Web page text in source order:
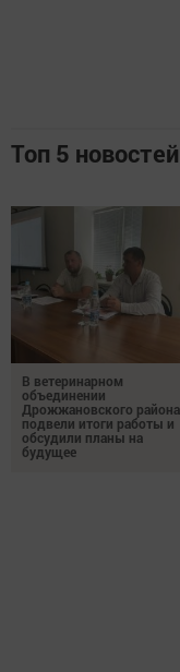
Топ 5 новостей
В ветеринарном
объединении
Дрожжановского района
подвели итоги работы и
обсудили планы на
будущее